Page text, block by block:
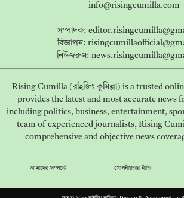
info@risingcumilla.com
সম্পাদক:
বিজ্ঞাপন:
নিউজরুম:
Rising Cumilla (রাইজিং কুমিল্লা) is a trusted
provides the latest and most accurate news
including politics, business, entertainment,
team of experienced journalists, Rising
comprehensive and objective news
আমাদের সম্পর্কে গোপনীয়তার নীতি